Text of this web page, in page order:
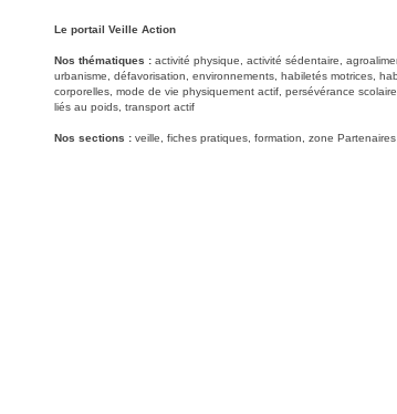
Le portail Veille Action
Nos thématiques : activité physique, activité sédentaire,
urbanisme, défavorisation, environnements, habiletés motrices,
corporelles, mode de vie physiquement actif, persévérance
liés au poids, transport actif
Nos sections : veille, fiches pratiques, formation, zone Partenaires